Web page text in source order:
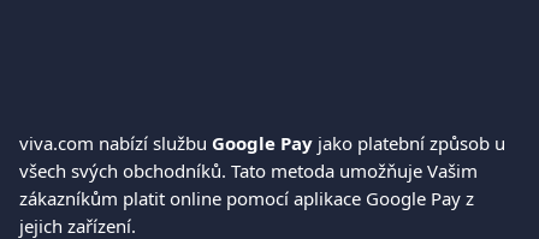
viva.com nabízí službu Google Pay jako platební způsob u
všech svých obchodníků. Tato metoda umožňuje Vašim
zákazníkům platit online pomocí aplikace Google Pay z
jejich zařízení.